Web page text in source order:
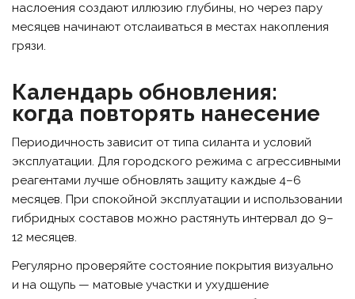
наслоения создают иллюзию глубины, но через пару
месяцев начинают отслаиваться в местах накопления
грязи.
Календарь обновления:
когда повторять нанесение
Периодичность зависит от типа силанта и условий
эксплуатации. Для городского режима с агрессивными
реагентами лучше обновлять защиту каждые 4–6
месяцев. При спокойной эксплуатации и использовании
гибридных составов можно растянуть интервал до 9–
12 месяцев.
Регулярно проверяйте состояние покрытия визуально
и на ощупь — матовые участки и ухудшение